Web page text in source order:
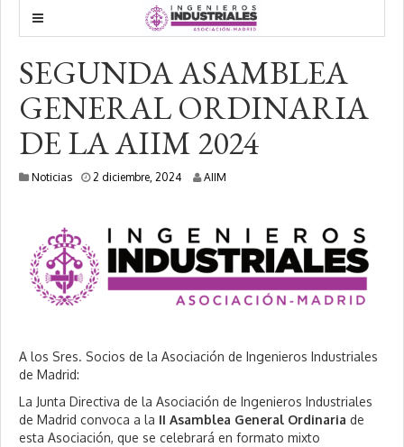
SEGUNDA ASAMBLEA
GENERAL ORDINARIA
DE LA AIIM 2024
Noticias 2 diciembre, 20242
m
r
0
AIIM
A los Sres. Socios de la Asociación de Ingenieros Industriales
de Madrid:
La Junta Directiva de la Asociación de Ingenieros Industriales
de Madrid convoca a la II Asamblea General Ordinaria de
esta Asociación, que se celebrará en formato mixto